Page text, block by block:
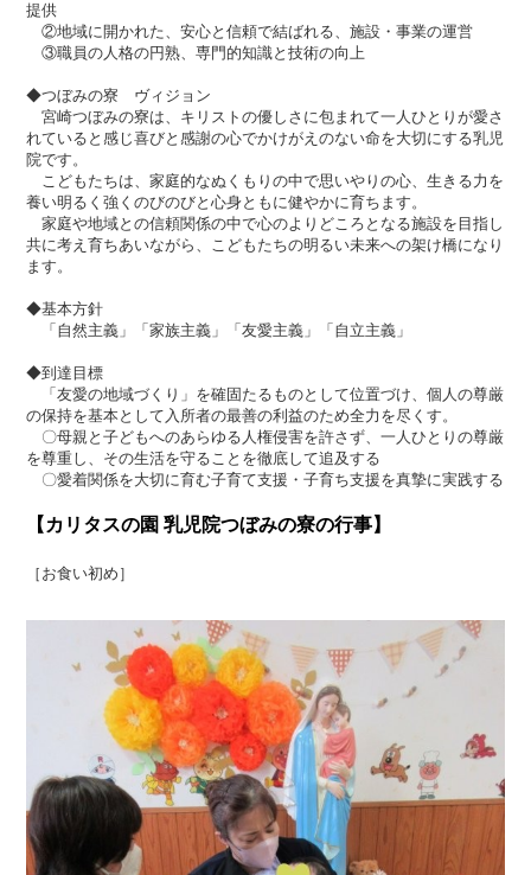
提供
②地域に開かれた、安心と信頼で結ばれる、施設・事業の運営
③職員の人格の円熟、専門的知識と技術の向上
◆つぼみの寮 ヴィジョン
宮崎つぼみの寮は、キリストの優しさに包まれて一人ひとりが愛さ
れていると感じ喜びと感謝の心でかけがえのない命を大切にする乳児
院です。
こどもたちは、家庭的なぬくもりの中で思いやりの心、生きる力を
養い明るく強くのびのびと心身ともに健やかに育ちます。
家庭や地域との信頼関係の中で心のよりどころとなる施設を目指し
共に考え育ちあいながら、こどもたちの明るい未来への架け橋になり
ます。
◆基本方針
「自然主義」「家族主義」「友愛主義」「自立主義」
◆到達目標
「友愛の地域づくり」を確固たるものとして位置づけ、個人の尊厳
の保持を基本として入所者の最善の利益のため全力を尽くす。
〇母親と子どもへのあらゆる人権侵害を許さず、一人ひとりの尊厳
を尊重し、その生活を守ることを徹底して追及する
〇愛着関係を大切に育む子育て支援・子育ち支援を真摯に実践する
【カリタスの園 乳児院つぼみの寮の行事】
［お食い初め］